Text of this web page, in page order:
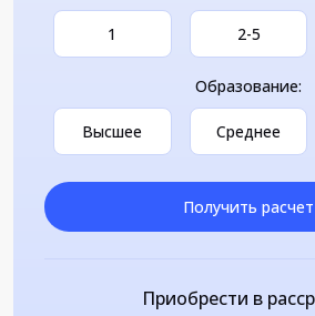
1 2-5
Образование:
Высшее Среднее
Получить расчет
Приобрести в